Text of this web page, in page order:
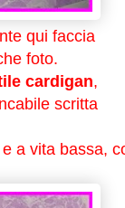
qui faccia
foto.
cardigan,
scritta
a vita bassa,